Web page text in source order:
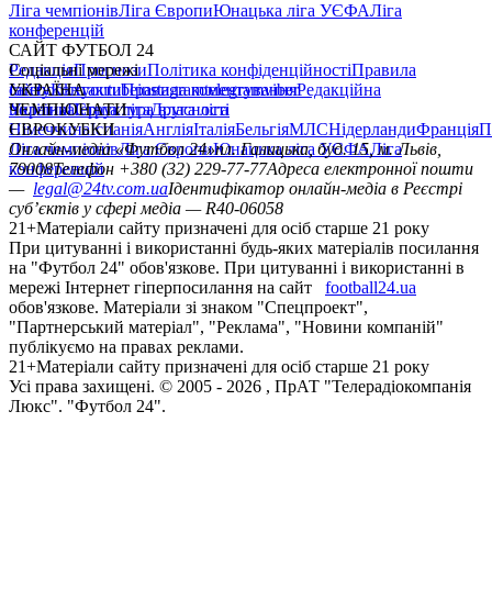
Ліга чемпіонівЛіга ЄвропиЮнацька ліга УЄФАЛіга
конференцій
САЙТ ФУТБОЛ 24
РедакціяПрогнозиПолітика конфіденційностіПравила
сайтуКонтактиПравила коментуванняРедакційна
політикаСтруктура власності
Соціальні мережі
facebookxyoutubeinstagramtelegramviber
УКРАЇНА
УкраїнаПерша лігаДруга ліга
ЧЕМПІОНАТИ
НімеччинаІспаніяАнгліяІталіяБельгіяМЛСНідерландиФранція
ЄВРОКУБКИ
Ліга чемпіонівЛіга ЄвропиЮнацька ліга УЄФАЛіга
конференцій
Онлайн-медіа «Футбол 24»пл. Галицька, буд. 15, м. Львів,
79008Телефон +380 (32) 229-77-77Адреса електронної пошти
— legal@24tv.com.uaІдентифікатор онлайн-медіа в Реєстрі
суб’єктів у сфері медіа — R40-06058
21+Матеріали сайту призначені для осіб старше 21 року
При цитуванні і використанні будь-яких матеріалів посилання
на "Футбол 24" обов'язкове. При цитуванні і використанні в
мережі Інтернет гіперпосилання на сайт
football24.ua
обов'язкове. Матеріали зі знаком "Спецпроект",
"Партнерський матеріал", "Реклама", "Новини компаній"
публікуємо на правах реклами.
21+Матеріали сайту призначені для осіб старше 21 року
Усi права захищенi. © 2005 - 2026 , ПрАТ "Телерадіокомпанія
Люкс". "Футбол 24".